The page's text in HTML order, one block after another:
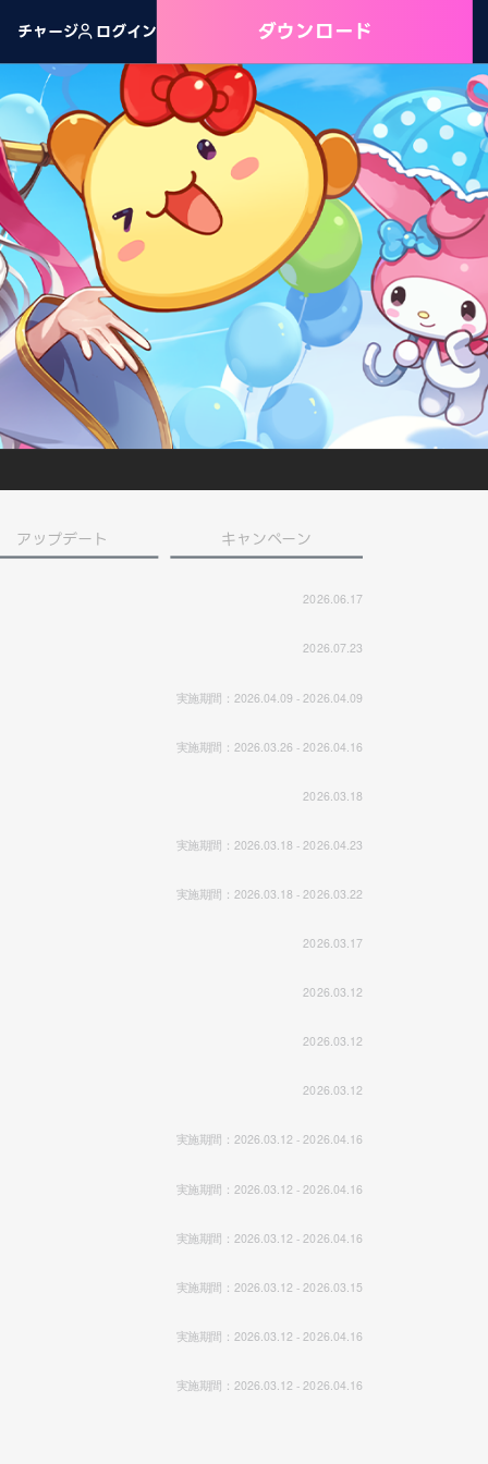
チャージ ログイン ダウンロード
アップデート キャンペーン
2026.06.17
2026.07.23
実施期間：2026.04.09 - 2026.04.09
実施期間：2026.03.26 - 2026.04.16
2026.03.18
実施期間：2026.03.18 - 2026.04.23
実施期間：2026.03.18 - 2026.03.22
2026.03.17
2026.03.12
2026.03.12
2026.03.12
実施期間：2026.03.12 - 2026.04.16
実施期間：2026.03.12 - 2026.04.16
実施期間：2026.03.12 - 2026.04.16
実施期間：2026.03.12 - 2026.03.15
実施期間：2026.03.12 - 2026.04.16
実施期間：2026.03.12 - 2026.04.16